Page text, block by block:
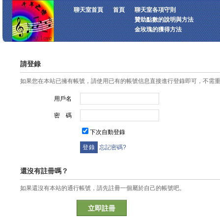
聊天室首頁 首頁
聊天室各項守則
贊助點數的說明與方法
金玫瑰的獲得方法
請登錄
如果您在本站已擁有帳號，請使用已有的帳號信息直接進行登錄即可，不需
用戶名
密 碼
下次自動登錄
忘記密碼?
還沒有註冊嗎？
如果還沒有本站的通行帳號，請先註冊一個屬於自己的帳號吧。
立即註冊